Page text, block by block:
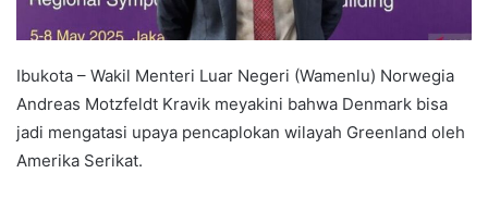
Ibukota – Wakil Menteri Luar Negeri (Wamenlu) Norwegia
Andreas Motzfeldt Kravik meyakini bahwa Denmark bisa
jadi mengatasi upaya pencaplokan wilayah Greenland oleh
Amerika Serikat.